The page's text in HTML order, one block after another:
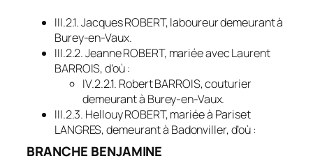
III.2.1. Jacques ROBERT, laboureur demeurant à
Burey-en-Vaux.
III.2.2. Jeanne ROBERT, mariée avec Laurent
BARROIS, d’où :
IV.2.2.1. Robert BARROIS, couturier
demeurant à Burey-en-Vaux.
III.2.3. Hellouy ROBERT, mariée à Pariset
LANGRES, demeurant à Badonviller, d’où :
BRANCHE BENJAMINE